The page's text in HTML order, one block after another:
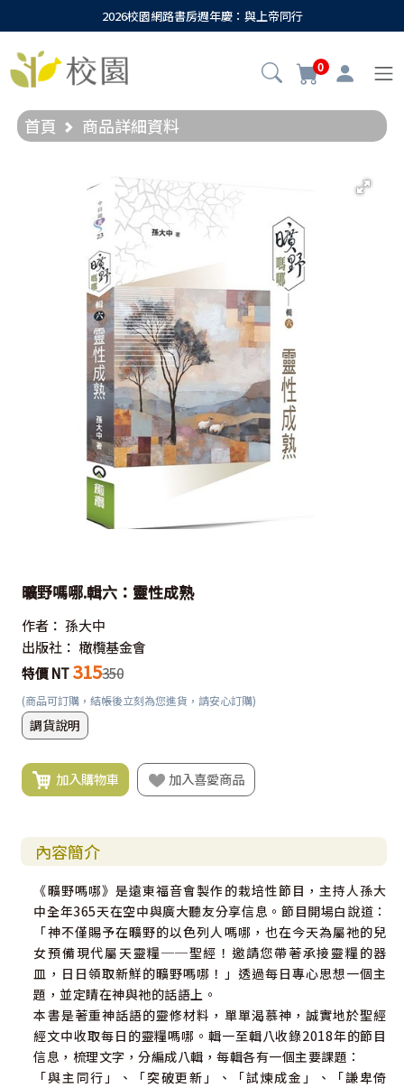
2026校園網路書房週年慶：與上帝同行
0
首頁 商品詳細資料
曠野嗎哪.輯六：靈性成熟
作者： 孫大中
出版社： 橄欖基金會
特價 NT 315350
(商品可訂購，結帳後立刻為您進貨，請安心訂購)
調貨說明
加入購物車 加入喜愛商品
內容簡介
《曠野嗎哪》是遠東福音會製作的栽培性節目，主持人孫大
中全年365天在空中與廣大聽友分享信息。節目開場白說道：
「神不僅賜予在曠野的以色列人嗎哪，也在今天為屬祂的兒
女預備現代屬天靈糧──聖經！邀請您帶著承接靈糧的器
皿，日日領取新鮮的曠野嗎哪！」透過每日專心思想一個主
題，並定睛在神與祂的話語上。
本書是著重神話語的靈修材料，單單渴慕神，誠實地於聖經
經文中收取每日的靈糧嗎哪。輯一至輯八收錄2018年的節目
信息，梳理文字，分編成八輯，每輯各有一個主要課題：
「與主同行」、「突破更新」、「試煉成金」、「謙卑倚